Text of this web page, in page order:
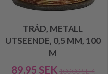
TRÅD, METALL
UTSEENDE, 0,5 MM, 100
M
89.95 SEK 100.00 SEK